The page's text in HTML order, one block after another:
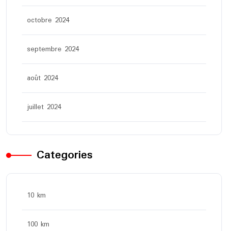
octobre 2024
septembre 2024
août 2024
juillet 2024
Categories
10 km
100 km